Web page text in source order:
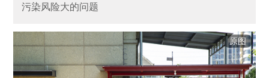
污染风险大的问题
原图